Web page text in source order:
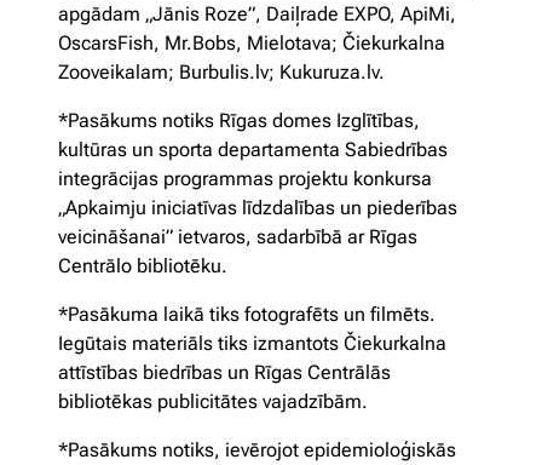
apgādam „Jānis Roze”, Daiļrade EXPO, ApiMi,
OscarsFish, Mr.Bobs, Mielotava; Čiekurkalna
Zooveikalam; Burbulis.lv; Kukuruza.lv.
*Pasākums notiks Rīgas domes Izglītības,
kultūras un sporta departamenta Sabiedrības
integrācijas programmas projektu konkursa
„Apkaimju iniciatīvas līdzdalības un piederības
veicināšanai” ietvaros, sadarbībā ar Rīgas
Centrālo bibliotēku.
*Pasākuma laikā tiks fotografēts un filmēts.
Iegūtais materiāls tiks izmantots Čiekurkalna
attīstības biedrības un Rīgas Centrālās
bibliotēkas publicitātes vajadzībām.
*Pasākums notiks, ievērojot epidemioloģiskās